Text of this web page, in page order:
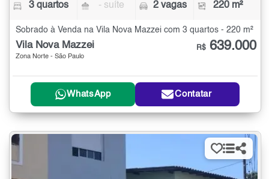
3 quartos - suíte 2 vagas 220 m²
Sobrado à Venda na Vila Nova Mazzei com 3 quartos - 220 m²
Vila Nova Mazzei
Zona Norte - São Paulo
R$ 639.000
WhatsApp Contatar